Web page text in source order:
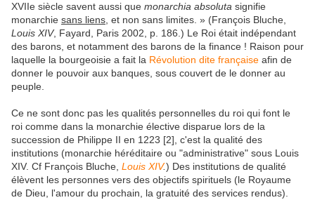
XVIIe siècle savent aussi que monarchia absoluta signifie
monarchie sans liens , et non sans limites. » (François Bluche,
Louis XIV, Fayard, Paris 2002, p. 186.) Le Roi était indépendant
des barons, et notamment des barons de la finance ! Raison pour
laquelle la bourgeoisie a fait la Révolution dite française afin de
donner le pouvoir aux banques, sous couvert de le donner au
peuple.
Ce ne sont donc pas les qualités personnelles du roi qui font le
roi comme dans la monarchie élective disparue lors de la
succession de Philippe II en 1223 [2], c'est la qualité des
institutions (monarchie héréditaire ou "administrative" sous Louis
XIV. Cf François Bluche, Louis XIV.) Des institutions de qualité
élèvent les personnes vers des objectifs spirituels (le Royaume
de Dieu, l'amour du prochain, la gratuité des services rendus).